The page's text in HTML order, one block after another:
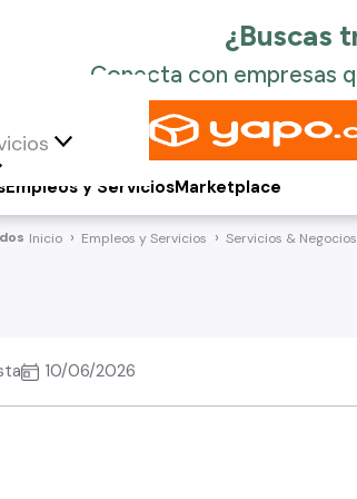
Empleos y ServiciosMarketplace
Inicio Empleos y Servicios Servicios & Negocios
10/06/2026